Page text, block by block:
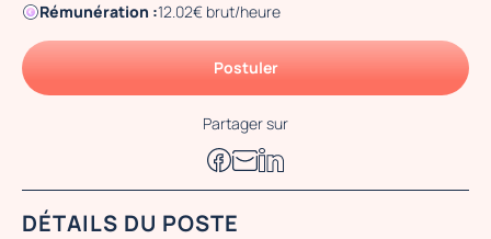
Rémunération :12.02€ brut/heure
Postuler
Partager sur
DÉTAILS DU POSTE